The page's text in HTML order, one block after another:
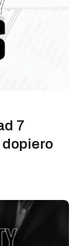
7
dopiero